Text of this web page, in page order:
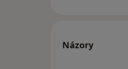
Názory